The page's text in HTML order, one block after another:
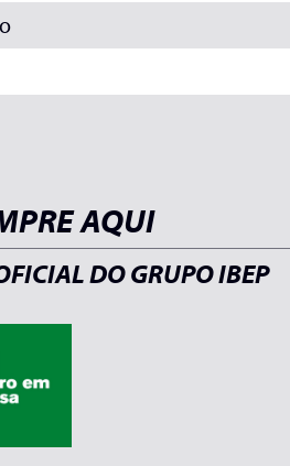
AQUI
DO GRUPO IBEP